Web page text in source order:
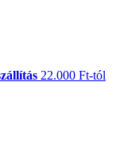
22.000 Ft-tól